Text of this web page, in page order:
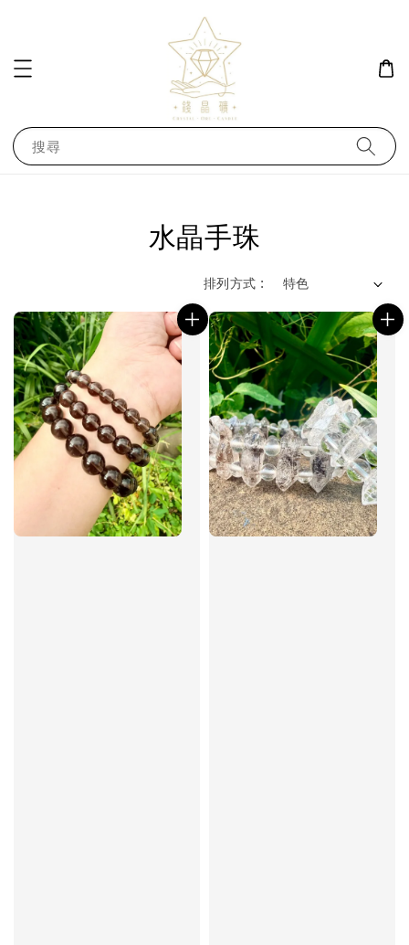
搜尋
水晶手珠
排列方式 :